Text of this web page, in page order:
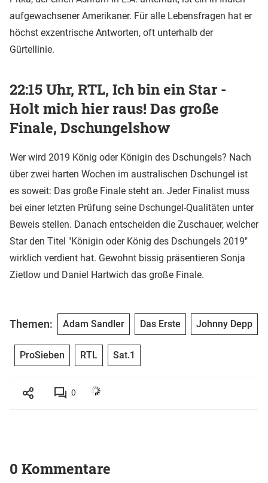
aufgewachsener Amerikaner. Für alle Lebensfragen hat er
höchst exzentrische Antworten, oft unterhalb der
Gürtellinie.
22:15 Uhr, RTL, Ich bin ein Star -
Holt mich hier raus! Das große
Finale, Dschungelshow
Wer wird 2019 König oder Königin des Dschungels? Nach
über zwei harten Wochen im australischen Dschungel ist
es soweit: Das große Finale steht an. Jeder Finalist muss
bei einer letzten Prüfung seine Dschungel-Qualitäten unter
Beweis stellen. Danach entscheiden die Zuschauer, welcher
Star den Titel "Königin oder König des Dschungels 2019"
wirklich verdient hat. Gewohnt bissig präsentieren Sonja
Zietlow und Daniel Hartwich das große Finale.
Themen: Adam Sandler Das Erste Johnny Depp
ProSieben RTL Sat.1
0
0 Kommentare